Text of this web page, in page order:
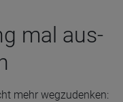
mal aus­
mehr wegzudenken: